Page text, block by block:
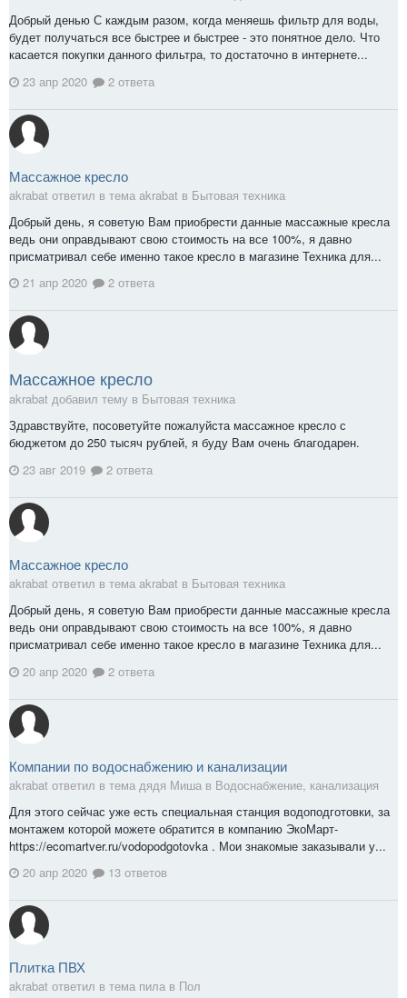
Добрый денью С каждым разом, когда меняешь фильтр для воды,
будет получаться все быстрее и быстрее - это понятное дело. Что
касается покупки данного фильтра, то достаточно в интернете...
23 апр 2020
2 ответа
Массажное кресло
akrabat ответил в тема akrabat в Бытовая техника
Добрый день, я советую Вам приобрести данные массажные кресла
ведь они оправдывают свою стоимость на все 100%, я давно
присматривал себе именно такое кресло в магазине Техника для...
21 апр 2020
2 ответа
Массажное кресло
akrabat добавил тему в Бытовая техника
Здравствуйте, посоветуйте пожалуйста массажное кресло с
бюджетом до 250 тысяч рублей, я буду Вам очень благодарен.
23 авг 2019
2 ответа
Массажное кресло
akrabat ответил в тема akrabat в Бытовая техника
Добрый день, я советую Вам приобрести данные массажные кресла
ведь они оправдывают свою стоимость на все 100%, я давно
присматривал себе именно такое кресло в магазине Техника для...
20 апр 2020
2 ответа
Компании по водоснабжению и канализации
akrabat ответил в тема дядя Миша в Водоснабжение, канализация
Для этого сейчас уже есть специальная станция водоподготовки, за
монтажем которой можете обратится в компанию ЭкоМарт-
https://ecomartver.ru/vodopodgotovka . Мои знакомые заказывали у...
20 апр 2020
13 ответов
Плитка ПВХ
akrabat ответил в тема пила в Пол